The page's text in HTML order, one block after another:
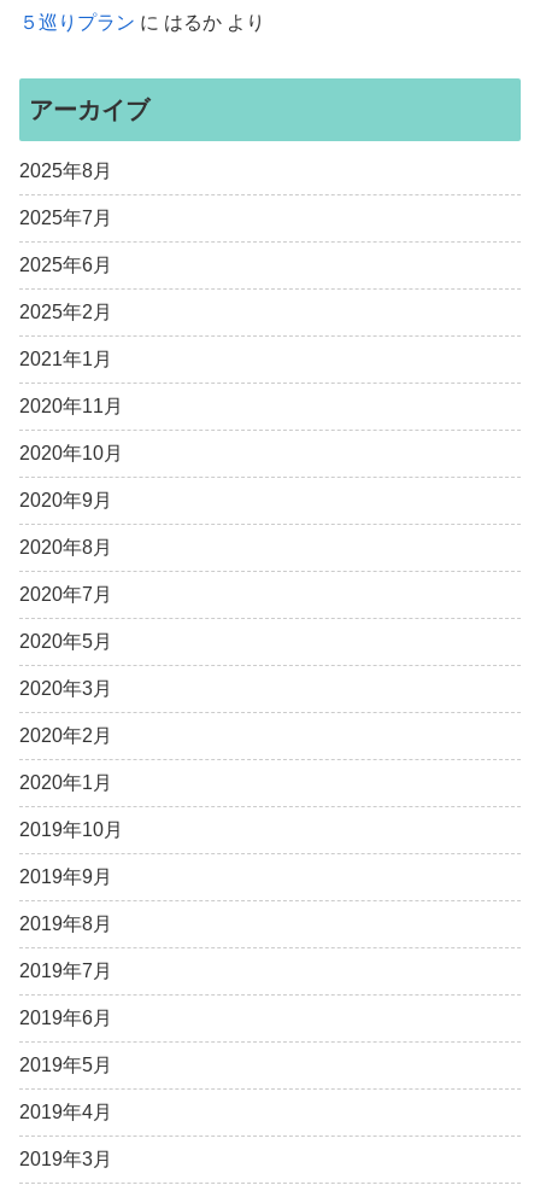
５巡りプラン に はるか より
アーカイブ
2025年8月
2025年7月
2025年6月
2025年2月
2021年1月
2020年11月
2020年10月
2020年9月
2020年8月
2020年7月
2020年5月
2020年3月
2020年2月
2020年1月
2019年10月
2019年9月
2019年8月
2019年7月
2019年6月
2019年5月
2019年4月
2019年3月